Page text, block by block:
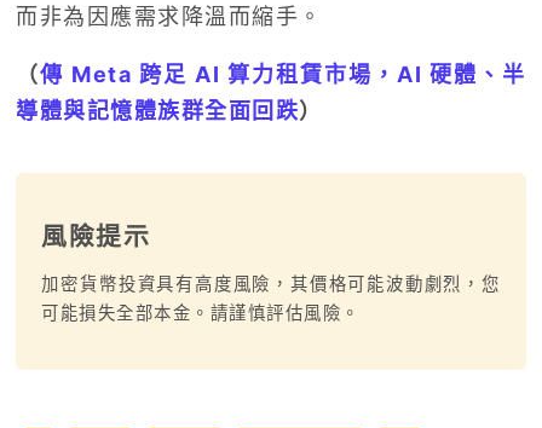
而非為因應需求降溫而縮手。
（傳 Meta 跨足 AI 算力租賃市場，AI 硬體、半
導體與記憶體族群全面回跌）
風險提示
加密貨幣投資具有高度風險，其價格可能波動劇烈，您
可能損失全部本金。請謹慎評估風險。